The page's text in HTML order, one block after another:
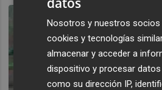
Nosotros y nuestros
cookies y tecnologías
almacenar y acceder a
dispositivo y procesar
como su dirección IP,